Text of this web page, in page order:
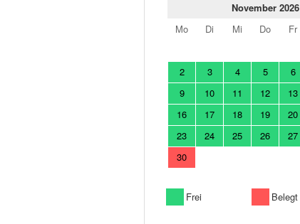
November 2026
Mo
Di Mi Do Fr
2
3 4 5 6
9
10 11 12 13
16
17 18 19 20
23
24 25 26 27
30
Frei Belegt